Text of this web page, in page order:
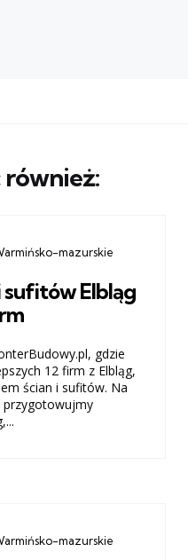
mazurskie
sufitów Elbląg
gdzie
12 firm z Elbląg,
ścian i sufitów. Na
przygotowujmy
mazurskie